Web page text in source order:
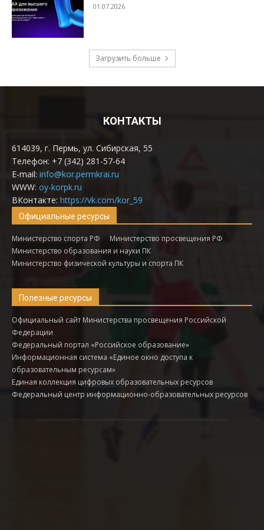
КОНТАКТЫ
614039, г. Пермь, ул. Сибирская, 55
Телефон: +7 (342) 281-57-64
E-mail: info@kor.permkrai.ru
WWW: oy-korpk.ru
ВКонтакте: https://vk.com/kor_59
Официальные ресурсы
Министерство спорта РФ
Министерство просвещения РФ
Министерство образования и науки ПК
Министерство физической культуры и спорта ПК
Полезные ресурсы
Официальный сайт Министерства просвещения Российской
Федерации
Федеральный портал «Российское образование»
Информационная система «Единое окно доступа к
образовательным ресурсам»
Единая коллекция цифровых образовательных ресурсов
Федеральный центр информационно-образовательных ресурсов